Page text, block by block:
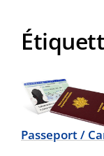
Passeport /